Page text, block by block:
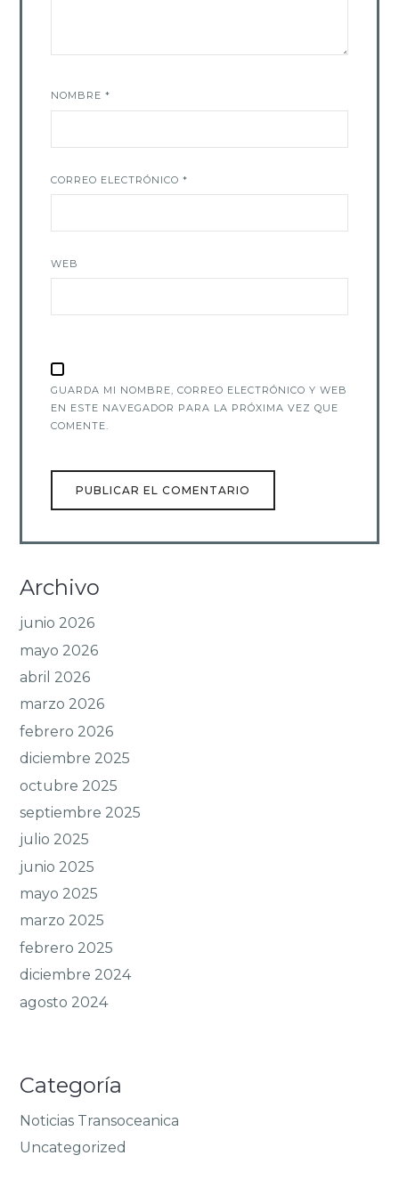
NOMBRE*
CORREO ELECTRÓNICO*
WEB
GUARDA MI NOMBRE, CORREO ELECTRÓNICO Y WEB
EN ESTE NAVEGADOR PARA LA PRÓXIMA VEZ QUE
COMENTE.
Archivo
junio 2026
mayo 2026
abril 2026
marzo 2026
febrero 2026
diciembre 2025
octubre 2025
septiembre 2025
julio 2025
junio 2025
mayo 2025
marzo 2025
febrero 2025
diciembre 2024
agosto 2024
Categoría
Noticias Transoceanica
Uncategorized